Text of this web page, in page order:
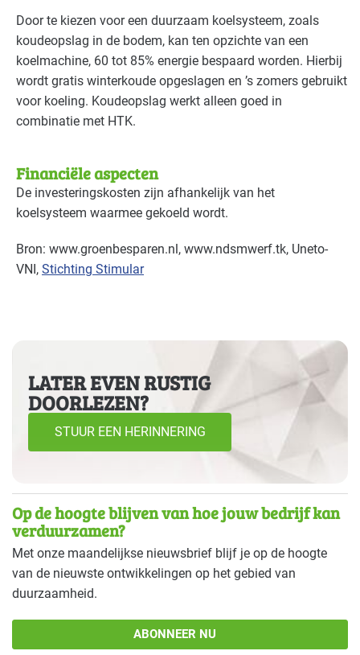
Door te kiezen voor een duurzaam koelsysteem, zoals
koudeopslag in de bodem, kan ten opzichte van een
koelmachine, 60 tot 85% energie bespaard worden. Hierbij
wordt gratis winterkoude opgeslagen en ’s zomers gebruikt
voor koeling. Koudeopslag werkt alleen goed in
combinatie met HTK.
Financiële aspecten
De investeringskosten zijn afhankelijk van het
koelsysteem waarmee gekoeld wordt.
Bron: www.groenbesparen.nl, www.ndsmwerf.tk, Uneto-
VNI, Stichting Stimular
LATER EVEN RUSTIG
DOORLEZEN?
STUUR EEN HERINNERING
Op de hoogte blijven van hoe jouw bedrijf kan
verduurzamen?
Met onze maandelijkse nieuwsbrief blijf je op de hoogte
van de nieuwste ontwikkelingen op het gebied van
duurzaamheid.
ABONNEER NU